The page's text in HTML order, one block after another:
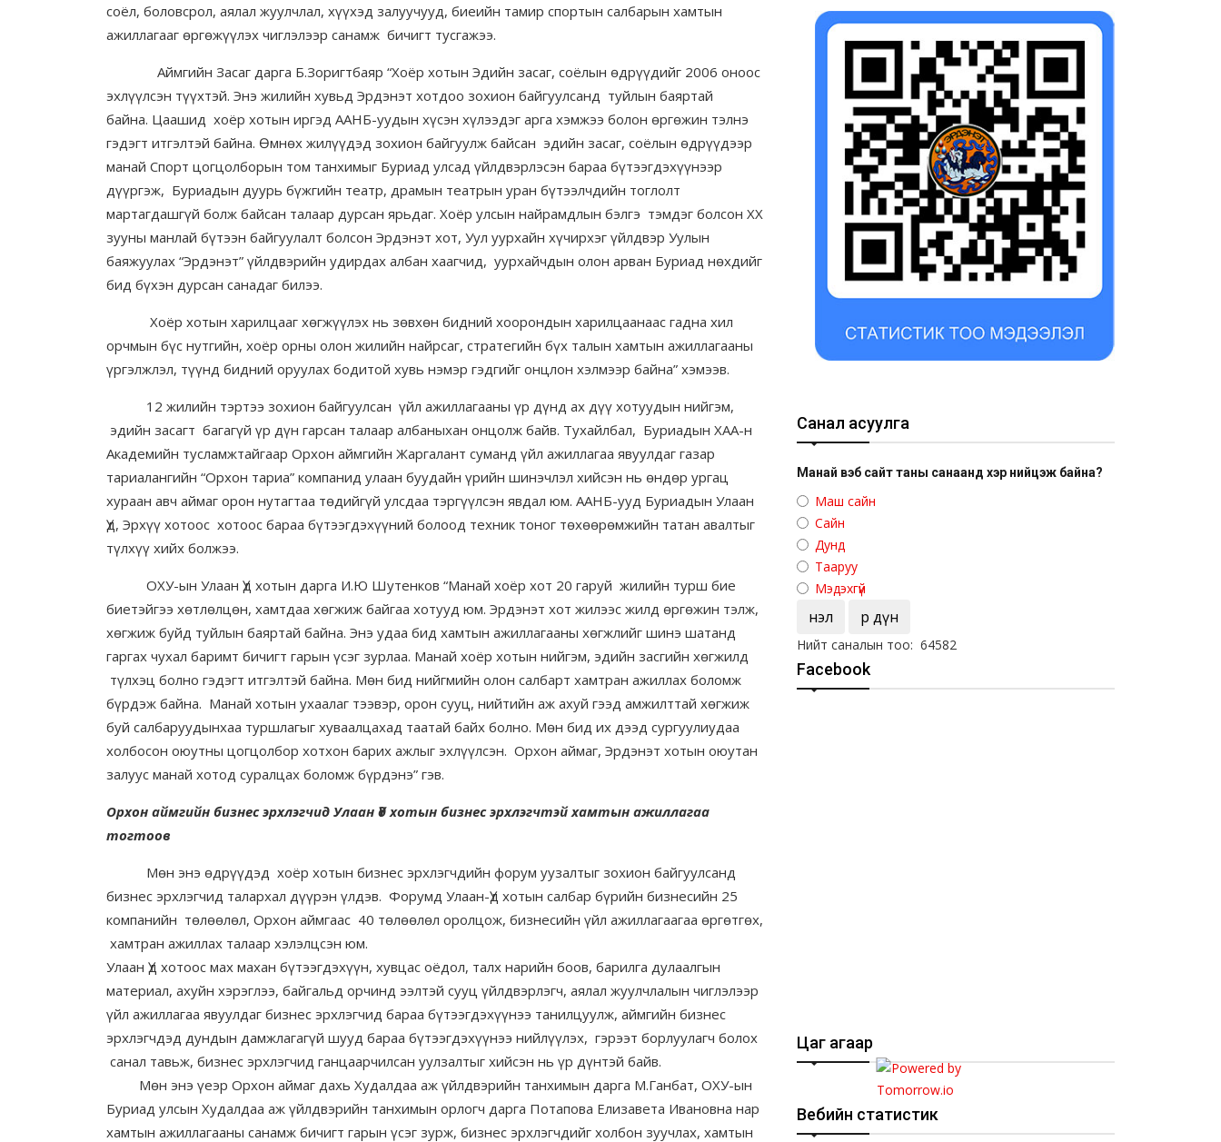
соёл, боловсрол, аялал жуулчлал, хүүхэд залуучууд, биеийн тамир спортын салбарын хамтын
ажиллагааг өргөжүүлэх чиглэлээр санамж бичигт тусгажээ.
Аймгийн Засаг дарга Б.Зоригтбаяр “Хоёр хотын Эдийн засаг, соёлын өдрүүдийг 2006 оноос
эхлүүлсэн түүхтэй. Энэ жилийн хувьд Эрдэнэт хотдоо зохион байгуулсанд туйлын баяртай
байна. Цаашид хоёр хотын иргэд ААНБ-уудын хүсэн хүлээдэг арга хэмжээ болон өргөжин тэлнэ
гэдэгт итгэлтэй байна. Өмнөх жилүүдэд зохион байгуулж байсан эдийн засаг, соёлын өдрүүдээр
манай Спорт цогцолборын том танхимыг Буриад улсад үйлдвэрлэсэн бараа бүтээгдэхүүнээр
дүүргэж, Буриадын дуурь бүжгийн театр, драмын театрын уран бүтээлчдийн тоглолт
мартагдашгүй болж байсан талаар дурсан ярьдаг. Хоёр улсын найрамдлын бэлгэ тэмдэг болсон XX
зууны манлай бүтээн байгуулалт болсон Эрдэнэт хот, Уул уурхайн хүчирхэг үйлдвэр Уулын
баяжуулах “Эрдэнэт” үйлдвэрийн удирдах албан хаагчид, уурхайчдын олон арван Буриад нөхдийг
бид бүхэн дурсан санадаг билээ.
Хоёр хотын харилцааг хөгжүүлэх нь зөвхөн бидний хоорондын харилцаанаас гадна хил
орчмын бүс нутгийн, хоёр орны олон жилийн найрсаг, стратегийн бүх талын хамтын ажиллагааны
үргэлжлэл, түүнд бидний оруулах бодитой хувь нэмэр гэдгийг онцлон хэлмээр байна” хэмээв.
12 жилийн тэртээ зохион байгуулсан үйл ажиллагааны үр дүнд ах дүү хотуудын нийгэм,
эдийн засагт багагүй үр дүн гарсан талаар албаныхан онцолж байв. Тухайлбал, Буриадын ХАА-н
Академийн тусламжтайгаар Орхон аймгийн Жаргалант суманд үйл ажиллагаа явуулдаг газар
тариалангийн “Орхон тариа” компанид улаан буудайн үрийн шинэчлэл хийсэн нь өндөр ургац
хураан авч аймаг орон нутагтаа төдийгүй улсдаа тэргүүлсэн явдал юм. ААНБ-ууд Буриадын Улаан
Үд, Эрхүү хотоос хотоос бараа бүтээгдэхүүний болоод техник тоног төхөөрөмжийн татан авалтыг
түлхүү хийх болжээ.
ОХУ-ын Улаан Үд хотын дарга И.Ю Шутенков “Манай хоёр хот 20 гаруй жилийн турш бие
биетэйгээ хөтлөлцөн, хамтдаа хөгжиж байгаа хотууд юм. Эрдэнэт хот жилээс жилд өргөжин тэлж,
хөгжиж буйд туйлын баяртай байна. Энэ удаа бид хамтын ажиллагааны хөгжлийг шинэ шатанд
гаргах чухал баримт бичигт гарын үсэг зурлаа. Манай хоёр хотын нийгэм, эдийн засгийн хөгжилд
түлхэц болно гэдэгт итгэлтэй байна. Мөн бид нийгмийн олон салбарт хамтран ажиллах боломж
бүрдэж байна. Манай хотын ухаалаг тээвэр, орон сууц, нийтийн аж ахуй гээд амжилттай хөгжиж
буй салбаруудынхаа туршлагыг хуваалцахад таатай байх болно. Мөн бид их дээд сургуулиудаа
холбосон оюутны цогцолбор хотхон барих ажлыг эхлүүлсэн. Орхон аймаг, Эрдэнэт хотын оюутан
залуус манай хотод суралцах боломж бүрдэнэ” гэв.
Орхон аймгийн бизнес эрхлэгчид Улаан Үд хотын бизнес эрхлэгчтэй хамтын ажиллагаа
тогтоов
Мөн энэ өдрүүдэд хоёр хотын бизнес эрхлэгчдийн форум уузалтыг зохион байгуулсанд
бизнес эрхлэгчид талархал дүүрэн үлдэв. Форумд Улаан-Үд хотын салбар бүрийн бизнесийн 25
компанийн төлөөлөл, Орхон аймгаас 40 төлөөлөл оролцож, бизнесийн үйл ажиллагаагаа өргөтгөх,
хамтран ажиллах талаар хэлэлцсэн юм.
Улаан Үд хотоос мах махан бүтээгдэхүүн, хувцас оёдол, талх нарийн боов, барилга дулаалгын
материал, ахуйн хэрэглээ, байгальд орчинд ээлтэй сууц үйлдвэрлэгч, аялал жуулчлалын чиглэлээр
үйл ажиллагаа явуулдаг бизнес эрхлэгчид бараа бүтээгдэхүүнээ танилцуулж, аймгийн бизнес
эрхлэгчдэд дундын дамжлагагүй шууд бараа бүтээгдэхүүнээ нийлүүлэх, гэрээт борлуулагч болох
санал тавьж, бизнес эрхлэгчид ганцаарчилсан уулзалтыг хийсэн нь үр дүнтэй байв.
Мөн энэ үеэр Орхон аймаг дахь Худалдаа аж үйлдвэрийн танхимын дарга М.Ганбат, ОХУ-ын
Буриад улсын Худалдаа аж үйлдвэрийн танхимын орлогч дарга Потапова Елизавета Ивановна нар
хамтын ажиллагааны санамж бичигт гарын үсэг зурж, бизнес эрхлэгчдийг холбон зуучлах, хамтын
Санал асуулга
Манай вэб сайт таны санаанд хэр нийцэж байна?
Маш сайн
Сайн
Дунд
Тааруу
Мэдэхгүй
Үнэл Үр дүн
Нийт саналын тоо: 64582
Facebook
Цаг агаар
Вебийн статистик